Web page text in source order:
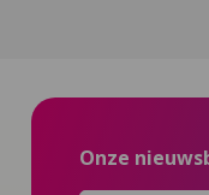
Onze